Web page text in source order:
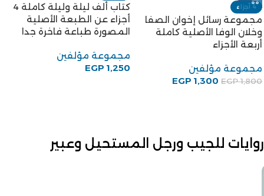
4 أجزاء
مجموعة رسائل إخوان الصفا
وخلان الوفا الأصلية كاملة
أربعة الأجزاء
مجموعة مؤلفين
EGP1,800
EGP 1,300
كتاب ألف ليلة وليلة كاملة 4
أجزاء عن الطبعة الأصلية
المصورة طباعة فاخرة جدا
مجموعة مؤلفين
EGP 1,250
روايات للجيب ورجل المستحيل وعبير